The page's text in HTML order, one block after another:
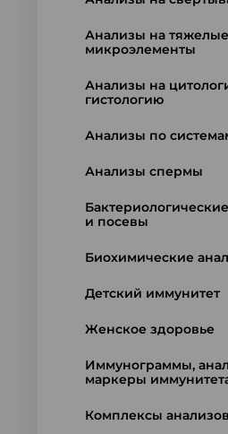
Анализы на
микроэлементы
Анализы на
гистологию
Анализы по
Анализы спермы
и посевы
Биохимические
Детский иммунитет
Женское здоровье
Иммунограммы,
маркеры
Комплексы